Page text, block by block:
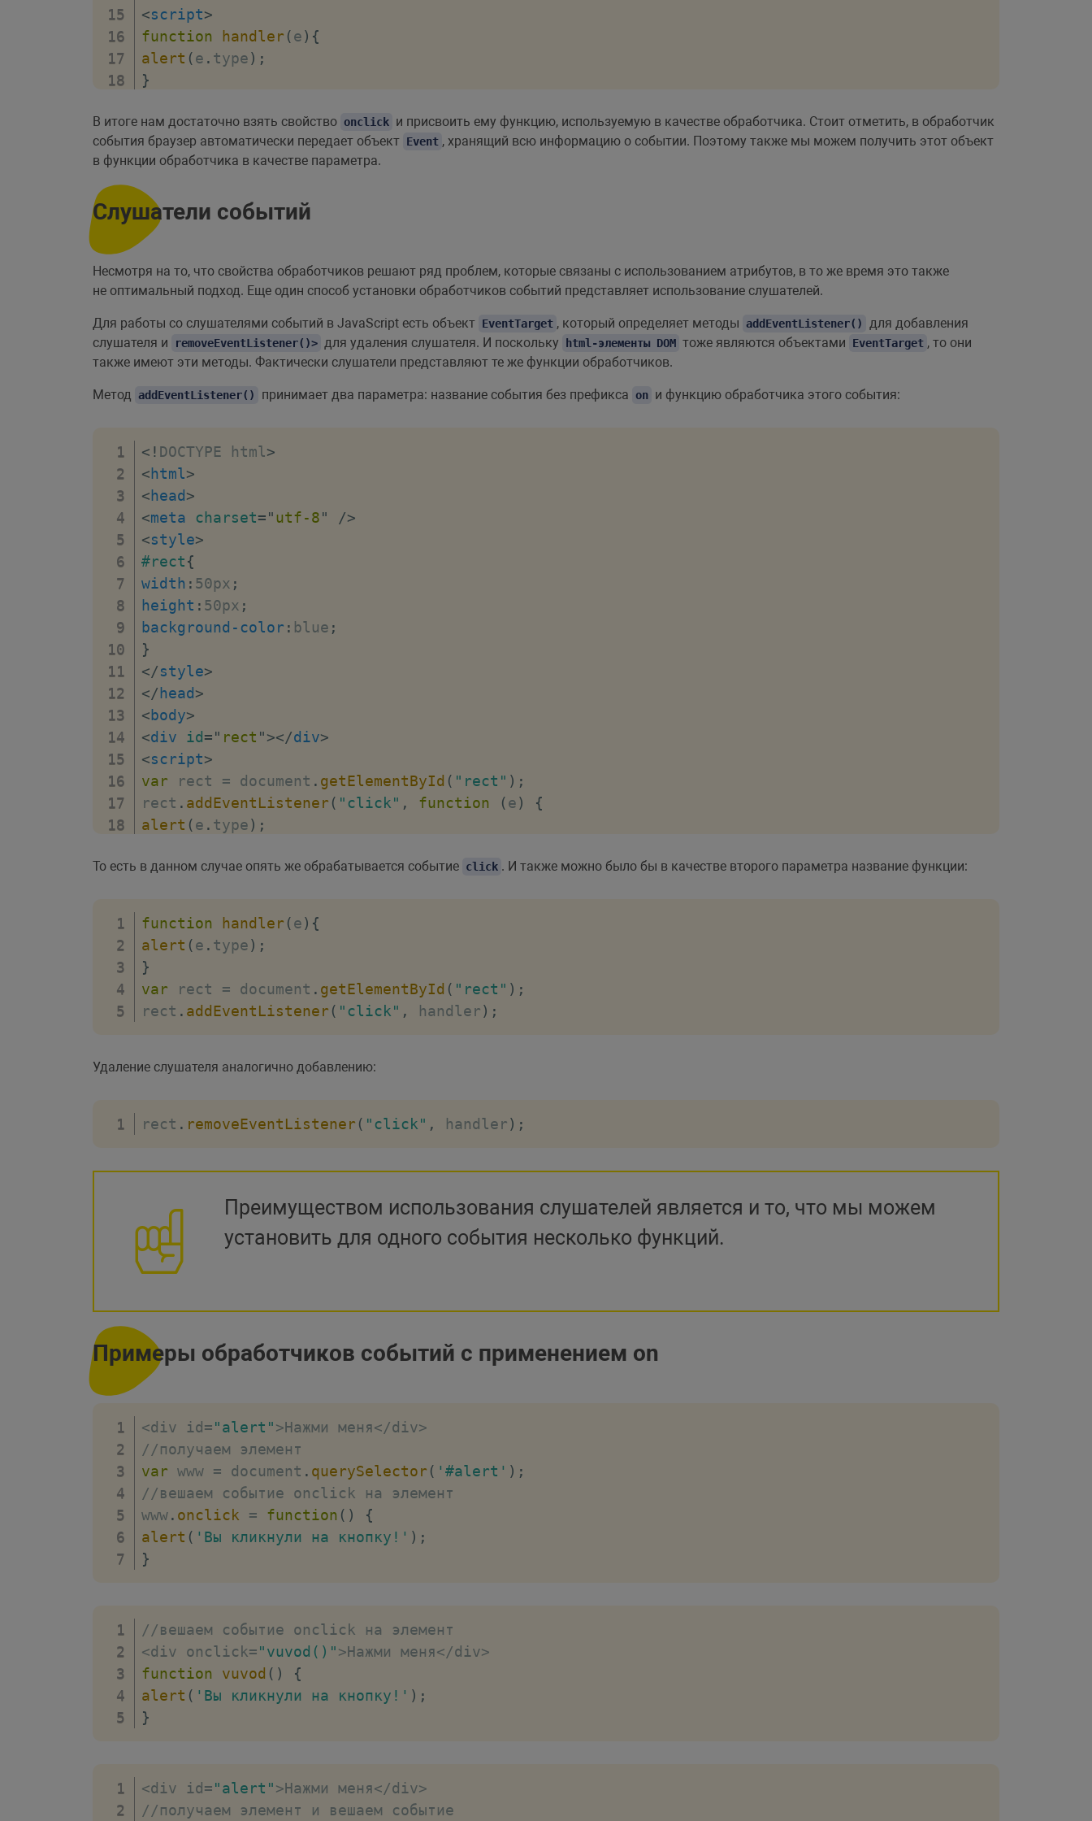
<script>
function
handler (e) {
alert (e . type) ;
}
</script>
</body>
</ html>
В итоге нам достаточно взять свойство onclick и присвоить ему функцию, используемую в качестве обработчика. Стоит отметить, в обработчик
события браузер автоматически передает объект Event , хранящий всю информацию о событии. Поэтому также мы можем получить этот объект
в функции обработчика в качестве параметра.
Слушатели событий
Несмотря на то, что свойства обработчиков решают ряд проблем, которые связаны с использованием атрибутов, в то же время это также
не оптимальный подход. Еще один способ установки обработчиков событий представляет использование слушателей.
Для работы со слушателями событий в JavaScript есть объект EventTarget , который определяет методы addEventListener()
для добавления
слушателя и
removeEventListener()> для удаления слушателя. И поскольку html-элементы DOM тоже являются объектами EventTarget , то они
также имеют эти методы. Фактически слушатели представляют те же функции обработчиков.
Метод addEventListener() принимает два параметра: название события без префикса on и функцию обработчика этого события:
<! DOCTYPE html>
<html>
<head>
<meta charset="utf-8"
/>
<style>
#rect{
width : 50px ;
height : 50px ;
background-color : blue ;
}
</style>
</ head>
<body>
<div id=" rect "></div>
<script>
var rect = document . getElementById ( "rect" ) ;
rect . addEventListener ( "click" , function (e)
{
alert (e . type) ;
</script>
То есть в данном случае опять же обрабатывается событие click . И также можно было бы в качестве второго параметра название функции:
function handler (e) {
alert (e . type) ;
}
var rect = document . getElementById ( "rect" ) ;
rect . addEventListener ( "click" , handler) ;
Удаление слушателя аналогично добавлению:
rect . removeEventListener ( "click" , handler) ;
Преимуществом использования слушателей является и то, что мы можем
установить для одного события несколько функций.
Примеры обработчиков событий с применением on
<div id="alert">Нажми меня</div>
//получаем элемент
var www = document . querySelector ( '#alert' ) ;
//вешаем событие onclick на элемент
www. onclick = function ( )
{
alert ( 'Вы кликнули на кнопку!' ) ;
}
//вешаем событие onclick на элемент
<div onclick="vuvod()">Нажми меня</div>
function
vuvod ( )
{
alert ( 'Вы кликнули на кнопку!' ) ;
}
<div id="alert">Нажми меня</div>
//получаем элемент и вешаем событие